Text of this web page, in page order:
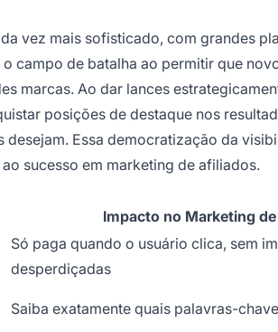
vez mais sofisticado, com grandes
campo de batalha ao permitir que
marcas. Ao dar lances
posições de destaque nos
Essa democratização da
sucesso em marketing de afiliados.
Impacto no Marketing
Só paga quando o usuário clica, sem
desperdiçadas
Saiba exatamente quais palavras-